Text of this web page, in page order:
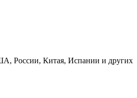
России, Китая, Испании и других